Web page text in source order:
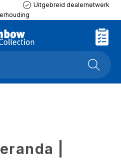
Uitgebreid dealernetwerk
|